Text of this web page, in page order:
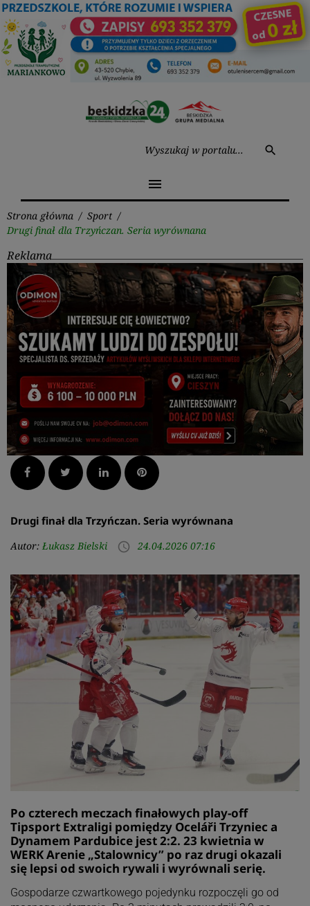
Przejdź
do
treści
search
menu
Strona główna / Sport /
Drugi finał dla Trzyńczan. Seria wyrównana
Reklama
Facebook Twitter LinkedInPinterest
Drugi finał dla Trzyńczan. Seria wyrównana
Autor: Łukasz Bielski access_time 24.04.2026 07:16
Po czterech meczach finałowych play-off
Tipsport Extraligi pomiędzy Oceláři Trzyniec a
Dynamem Pardubice jest 2:2. 23 kwietnia w
WERK Arenie „Stalownicy” po raz drugi okazali
się lepsi od swoich rywali i wyrównali serię.
Gospodarze czwartkowego pojedynku rozpoczęli go od